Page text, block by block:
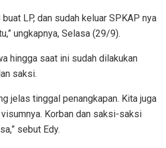
LP, dan sudah keluar SPKAP nya
ungkapnya, Selasa (29/9).
hingga saat ini sudah dilakukan
saksi.
jelas tinggal penangkapan. Kita juga
Korban dan saksi-saksi
sebut Edy.